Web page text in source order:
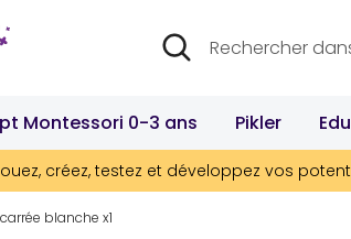
Recherche
Rechercher
dans
boutique
Montessori 0-3 ans Pikler
créez, testez et développez vos
blanche x1